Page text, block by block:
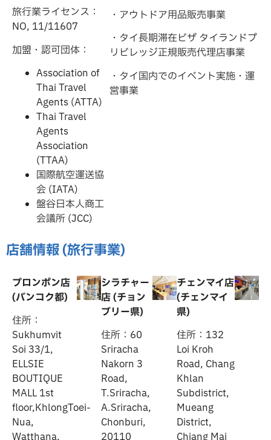
旅行業ライセンス：
NO, 11/11607
加盟・認可団体：
Association of
Thai Travel
Agents (ATTA)
Thai Travel
Agents
Association
(TTAA)
国際航空運送協
会 (IATA)
盤谷日本人商工
会議所 (JCC)
・アウトドア用品販売事業
・タイ長期滞在ビザ タイランドプ
リビレッジ正規販売代理店事業
・タイ国内でのイベント実施・運
営事業
店舗情報 (旅行事業)
プロンポン店
(バンコク都)
住所：
Sukhumvit
Soi 33/1,
ELLSIE
BOUTIQUE
MALL 1st
floor,KhlongToei-
Nua,
シラチャー
店 (チョン
ブリー県)
住所：60
Sriracha
Nakorn 3
Road,
T.Sriracha,
A.Sriracha,
Chonburi,
チェンマイ店
(チェンマイ
県)
住所：132
Loi Kroh
Road, Chang
Khlan
Subdistrict,
Mueang
District,